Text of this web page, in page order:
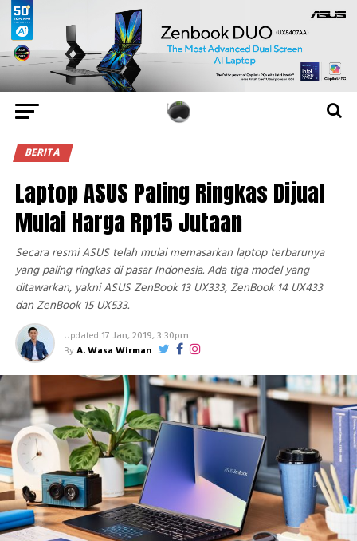
BERITA
Laptop ASUS Paling Ringkas Dijual
Mulai Harga Rp15 Jutaan
Secara resmi ASUS telah mulai memasarkan laptop terbarunya
yang paling ringkas di pasar Indonesia. Ada tiga model yang
ditawarkan, yakni ASUS ZenBook 13 UX333, ZenBook 14 UX433
dan ZenBook 15 UX533.
Updated 17 Jan, 2019, 3:30pm
ByA. Wasa Wirman